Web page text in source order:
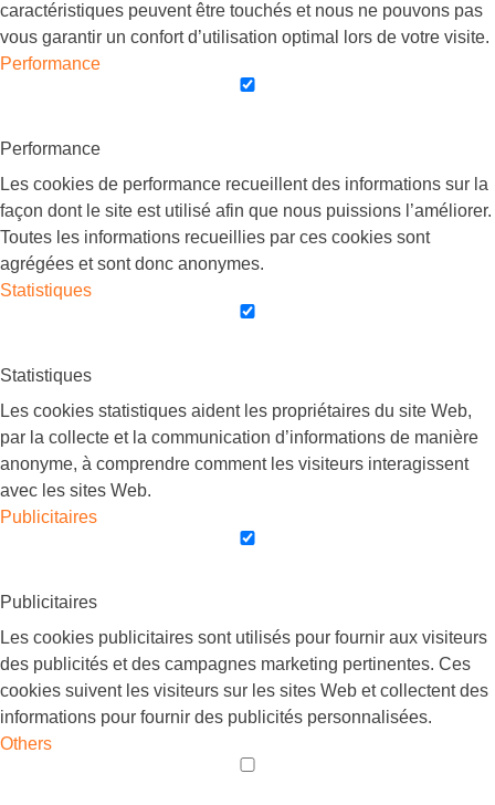
caractéristiques peuvent être touchés et nous ne pouvons pas
vous garantir un confort d’utilisation optimal lors de votre visite.
Performance
Performance
Les cookies de performance recueillent des informations sur la
façon dont le site est utilisé afin que nous puissions l’améliorer.
Toutes les informations recueillies par ces cookies sont
agrégées et sont donc anonymes.
Statistiques
Statistiques
Les cookies statistiques aident les propriétaires du site Web,
par la collecte et la communication d’informations de manière
anonyme, à comprendre comment les visiteurs interagissent
avec les sites Web.
Publicitaires
Publicitaires
Les cookies publicitaires sont utilisés pour fournir aux visiteurs
des publicités et des campagnes marketing pertinentes. Ces
cookies suivent les visiteurs sur les sites Web et collectent des
informations pour fournir des publicités personnalisées.
Others